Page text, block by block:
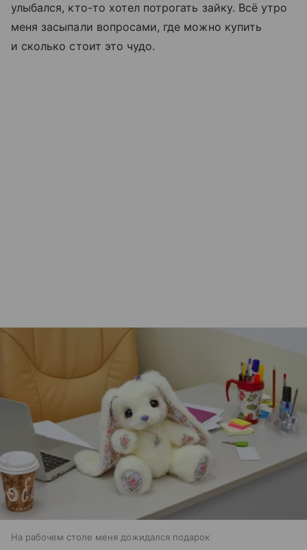
улыбался, кто-то хотел потрогать зайку. Всё утро
меня засыпали вопросами, где можно купить
и сколько стоит это чудо.
На рабочем столе меня дожидался подарок